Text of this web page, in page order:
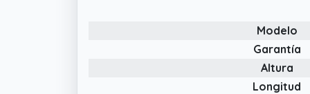
Modelo
Garantía
Altura
Longitud